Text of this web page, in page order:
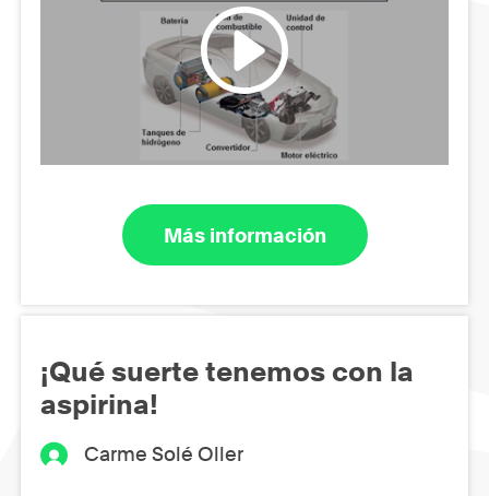
Más información
¡Qué suerte tenemos con la
aspirina!
Carme Solé Oller